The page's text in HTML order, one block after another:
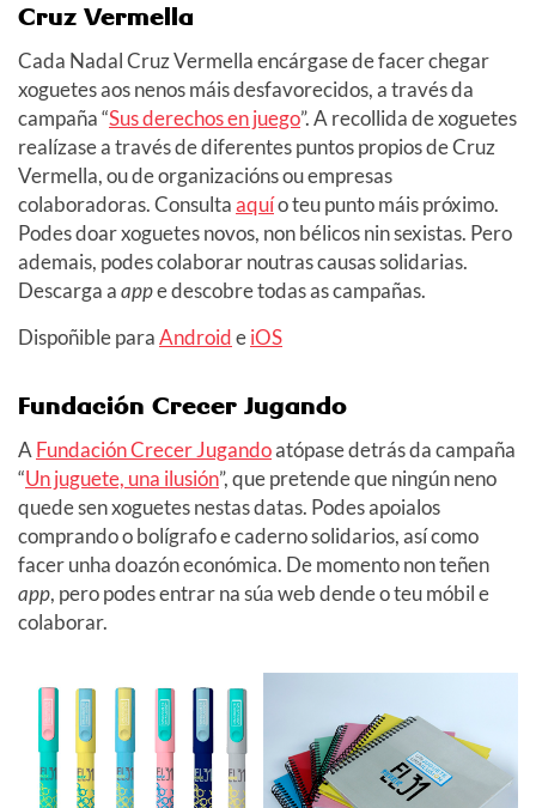
Cruz Vermella
Cada Nadal Cruz Vermella encárgase de facer chegar
xoguetes aos nenos máis desfavorecidos, a través da
campaña “Sus derechos en juego”. A recollida de xoguetes
realízase a través de diferentes puntos propios de Cruz
Vermella, ou de organizacións ou empresas
colaboradoras. Consultaaquío teu punto máis próximo.
Podes doar xoguetes novos, non bélicos nin sexistas. Pero
ademais, podes colaborar noutras causas solidarias.
Descarga aappe descobre todas as campañas.
Dispoñible paraAndroideiOS
Fundación Crecer Jugando
A Fundación Crecer Jugandoatópase detrás da campaña
“Un juguete, una ilusión”, que pretende que ningún neno
quede sen xoguetes nestas datas. Podes apoialos
comprando o bolígrafo e caderno solidarios, así como
facer unha doazón económica. De momento non teñen
app, pero podes entrar na súa web dende o teu móbil e
colaborar.